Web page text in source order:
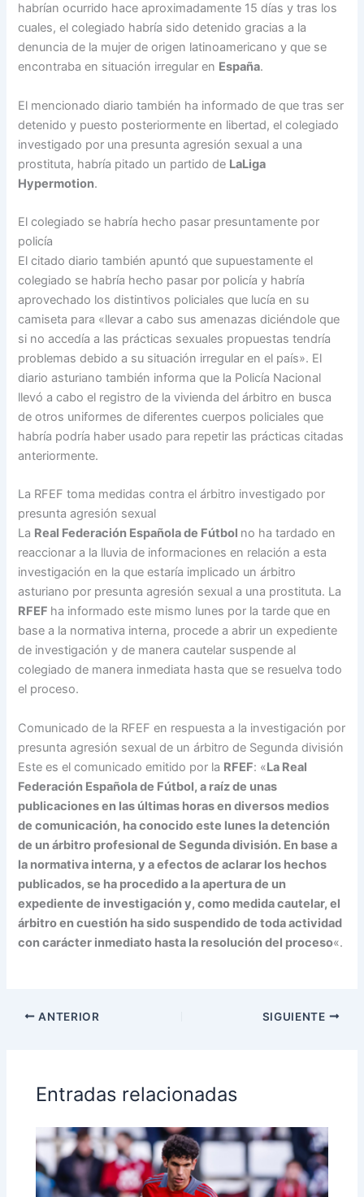
habrían ocurrido hace aproximadamente 15 días y tras los
cuales, el colegiado habría sido detenido gracias a la
denuncia de la mujer de origen latinoamericano y que se
encontraba en situación irregular en España.
El mencionado diario también ha informado de que tras ser
detenido y puesto posteriormente en libertad, el colegiado
investigado por una presunta agresión sexual a una
prostituta, habría pitado un partido de LaLiga
Hypermotion.
El colegiado se habría hecho pasar presuntamente por
policía
El citado diario también apuntó que supuestamente el
colegiado se habría hecho pasar por policía y habría
aprovechado los distintivos policiales que lucía en su
camiseta para «llevar a cabo sus amenazas diciéndole que
si no accedía a las prácticas sexuales propuestas tendría
problemas debido a su situación irregular en el país». El
diario asturiano también informa que la Policía Nacional
llevó a cabo el registro de la vivienda del árbitro en busca
de otros uniformes de diferentes cuerpos policiales que
habría podría haber usado para repetir las prácticas citadas
anteriormente.
La RFEF toma medidas contra el árbitro investigado por
presunta agresión sexual
La Real Federación Española de Fútbol no ha tardado en
reaccionar a la lluvia de informaciones en relación a esta
investigación en la que estaría implicado un árbitro
asturiano por presunta agresión sexual a una prostituta. La
RFEF ha informado este mismo lunes por la tarde que en
base a la normativa interna, procede a abrir un expediente
de investigación y de manera cautelar suspende al
colegiado de manera inmediata hasta que se resuelva todo
el proceso.
Comunicado de la RFEF en respuesta a la investigación por
presunta agresión sexual de un árbitro de Segunda división
Este es el comunicado emitido por la RFEF: «La Real
Federación Española de Fútbol, a raíz de unas
publicaciones en las últimas horas en diversos medios
de comunicación, ha conocido este lunes la detención
de un árbitro profesional de Segunda división. En base a
la normativa interna, y a efectos de aclarar los hechos
publicados, se ha procedido a la apertura de un
expediente de investigación y, como medida cautelar, el
árbitro en cuestión ha sido suspendido de toda actividad
con carácter inmediato hasta la resolución del proceso«.
ANTERIOR SIGUIENTE
Entradas relacionadas